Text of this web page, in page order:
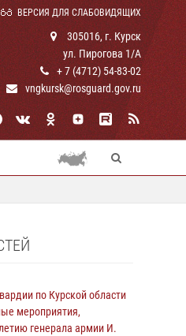
ВЕРСИЯ ДЛЯ СЛАБОВИДЯЩИХ
305016, г. Курск
ул. Пирогова 1/А
+ 7 (4712) 54-83-02
vngkursk@rosguard.gov.ru
по Курской области
мероприятия,
генерала армии И.